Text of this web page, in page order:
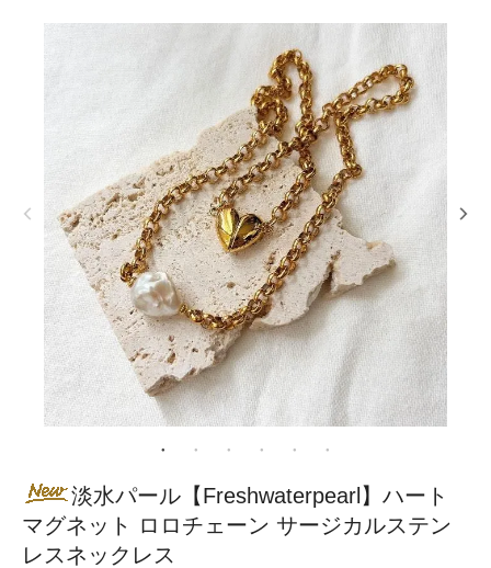
淡水パール【Freshwaterpearl】ハート
マグネット ロロチェーン サージカルステン
レスネックレス